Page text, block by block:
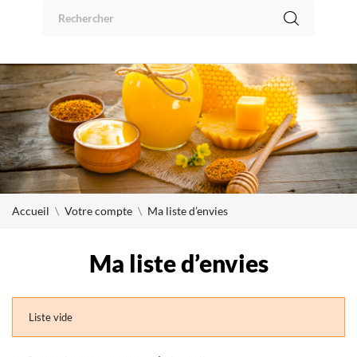
Accueil Votre compte Ma liste d’envies
Ma liste d’envies
Liste vide